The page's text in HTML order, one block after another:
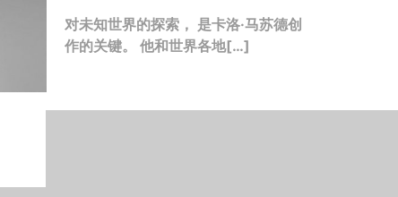
对未知世界的探索， 是卡洛·马苏德创
作的关键。 他和世界各地[…]